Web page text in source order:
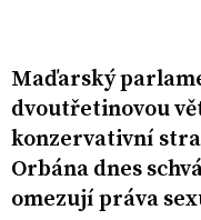
Maďarský
dvoutřetinovou
konzervativní
Orbána dnes
omezují práva